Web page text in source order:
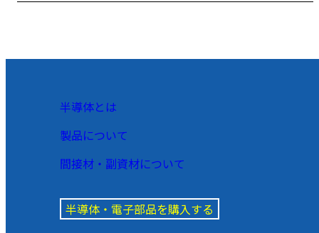
半導体とは
製品について
間接材・副資材について
半導体・電子部品を購入する